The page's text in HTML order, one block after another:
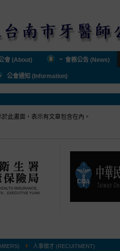
會 (About) 會務公告 (News)
公會通知 (Information)
此畫面，表示有文章包含在內。
人事徵才 (RECUITMENT)